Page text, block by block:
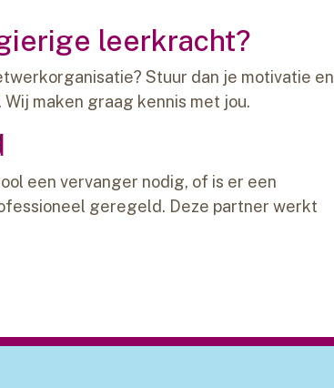
leerkracht?
Stuur dan je motivatie en
Wij maken graag kennis met jou.
een vervanger nodig, of is er een
geregeld. Deze partner werkt